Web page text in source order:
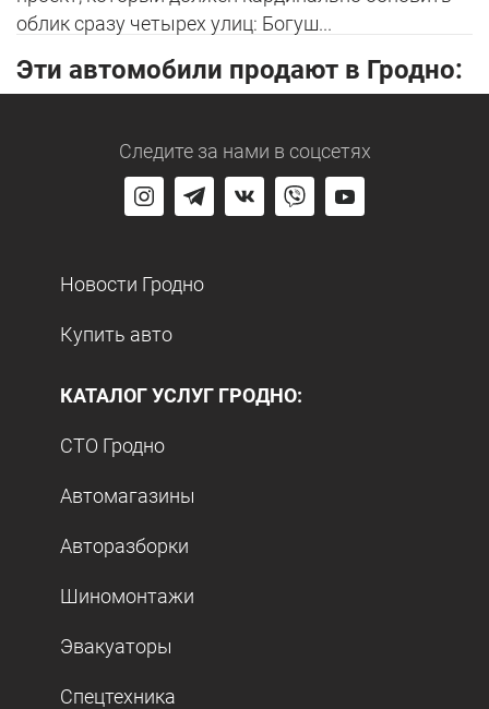
облик сразу четырех улиц: Богуш...
Эти автомобили продают в Гродно:
Следите за нами в соцсетях
Новости Гродно
Купить авто
КАТАЛОГ УСЛУГ ГРОДНО:
СТО Гродно
Автомагазины
Авторазборки
Шиномонтажи
Эвакуаторы
Спецтехника